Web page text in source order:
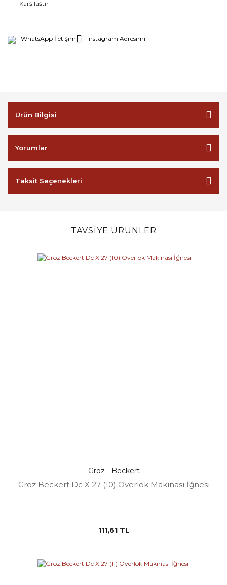
Karşılaştır
WhatsApp İletişim Instagram Adresimi
Ürün Bilgisi
Yorumlar
Taksit Seçenekleri
TAVSİYE ÜRÜNLER
Groz - Beckert
Groz Beckert Dc X 27 (10) Overlok Makinası İğnesi
111,61 TL